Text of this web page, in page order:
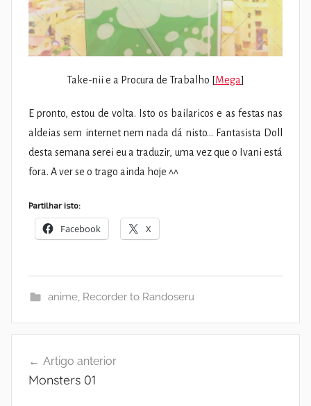
Take-nii e a Procura de Trabalho [Mega]
E pronto, estou de volta. Isto os bailaricos e as festas nas
aldeias sem internet nem nada dá nisto… Fantasista Doll
desta semana serei eu a traduzir, uma vez que o Ivani está
fora. A ver se o trago ainda hoje ^^
Partilhar isto:
Facebook X
anime, Recorder to Randoseru
de
Artigo anterior
Monsters 01